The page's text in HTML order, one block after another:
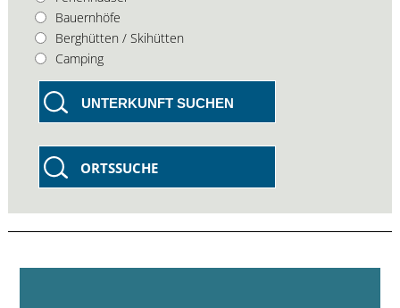
Bauernhöfe
Berghütten / Skihütten
Camping
UNTERKUNFT SUCHEN
ORTSSUCHE